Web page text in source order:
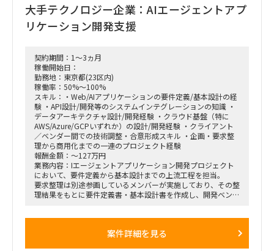
大手テクノロジー企業：AIエージェントアプ
リケーション開発支援
契約期間：1～3ヵ月
稼働開始日：
勤務地：東京都(23区内)
稼働率：50%～100%
スキル：・Web/AIアプリケーションの要件定義/基本設計の経
験 ・API設計/開発等のシステムインテグレーションの知識 ・
データアーキテクチャ設計/開発経験 ・クラウド基盤（特に
AWS/Azure/GCPいずれか）の設計/開発経験 ・クライアント
／ベンダー間での技術調整・合意形成スキル ・企画・要求整
理から商用化までの一連のプロジェクト経験
報酬金額：～127万円
業務内容：Iエージェントアプリケーション開発プロジェクト
において、要件定義から基本設計までの上流工程を担当。
要求整理は別途参画しているメンバーが実施しており、その整
理結果をもとに要件定義書・基本設計書を作成し、開発ベンダ
ション設計だけでなく、API/バッチ設計のインテグレーション
案件詳細を見る